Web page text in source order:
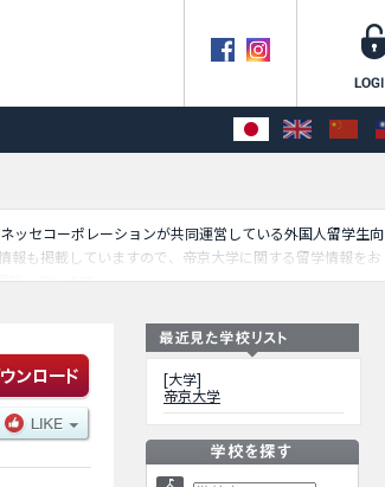
ッセコーポレーションが共同運営している外国人留学生向
も掲載していますので、帝京大学に関する留学情報をお
載しています。
[大学]
帝京大学